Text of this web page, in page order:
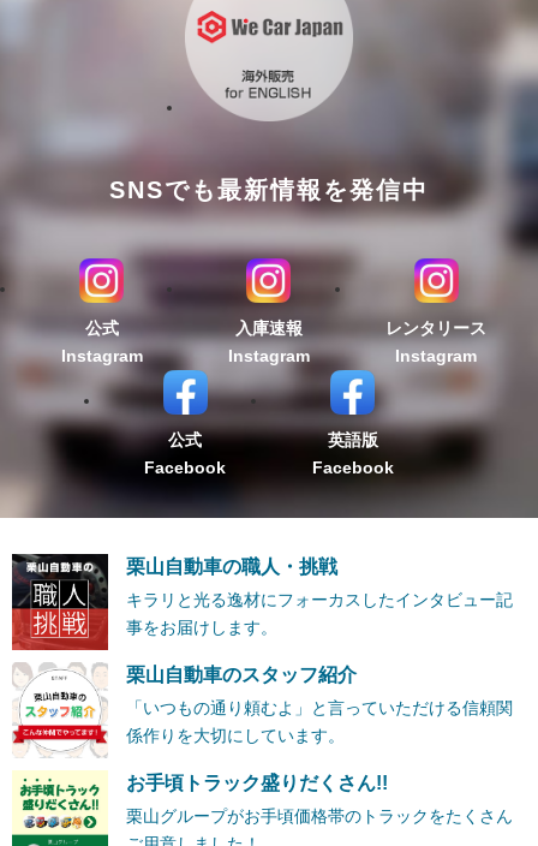
SNSでも最新情報を発信中
公式
Instagram
入庫速報
Instagram
レンタリース
Instagram
公式
Facebook
英語版
Facebook
栗山自動車の職人・挑戦
キラリと光る逸材にフォーカスしたインタビュー記
事をお届けします。
栗山自動車のスタッフ紹介
「いつもの通り頼むよ」と言っていただける信頼関
係作りを大切にしています。
お手頃トラック盛りだくさん!!
栗山グループがお手頃価格帯のトラックをたくさん